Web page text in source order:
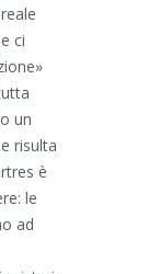
ci
un
risulta
è
le
ad